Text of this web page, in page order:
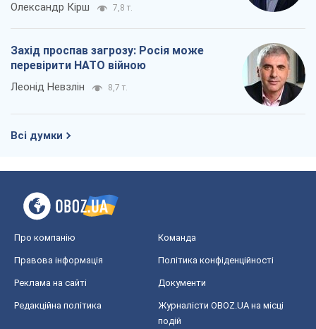
Олександр Кірш 7,8 т.
Захід проспав загрозу: Росія може
перевірити НАТО війною
Леонід Невзлін 8,7 т.
Всі думки
Про компанію Команда
Правова інформація Політика конфіденційності
Реклама на сайті Документи
Редакційна політика
Журналісти OBOZ.UA на місці
подій